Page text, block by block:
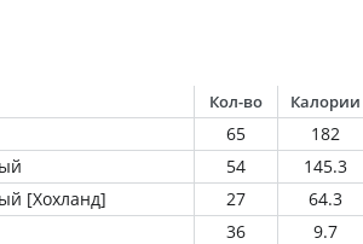
Кол-во Калории
65 182
54 145.3
[Хохланд]
27 64.3
36 9.7